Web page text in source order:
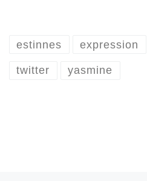
estinnes expression
twitter yasmine